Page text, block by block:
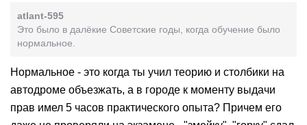
atlant-595
Это было в далёкие Советские годы, когда обучение было
нормальное.
Нормальное - это когда ты учил теорию и столбики на
автодроме объезжать, а в городе к моменту выдачи
прав имел 5 часов практического опыта? Причем его